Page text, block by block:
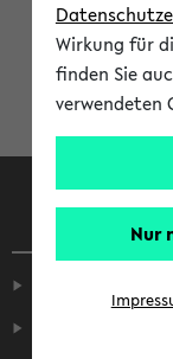
Wirkung für
finden Sie
verwendeten
Nur